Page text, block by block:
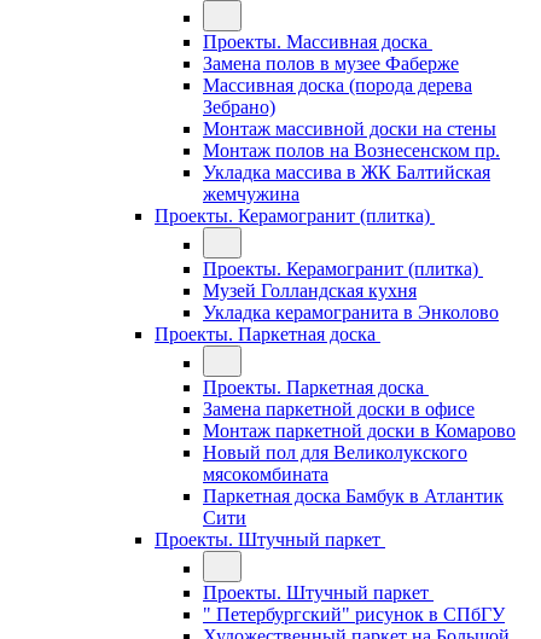
Проекты. Массивная доска
Замена полов в музее Фаберже
Массивная доска (порода дерева
Зебрано)
Монтаж массивной доски на стены
Монтаж полов на Вознесенском пр.
Укладка массива в ЖК Балтийская
жемчужина
Проекты. Керамогранит (плитка)
Проекты. Керамогранит (плитка)
Музей Голландская кухня
Укладка керамогранита в Энколово
Проекты. Паркетная доска
Проекты. Паркетная доска
Замена паркетной доски в офисе
Монтаж паркетной доски в Комарово
Новый пол для Великолукского
мясокомбината
Паркетная доска Бамбук в Атлантик
Сити
Проекты. Штучный паркет
Проекты. Штучный паркет
" Петербургский" рисунок в СПбГУ